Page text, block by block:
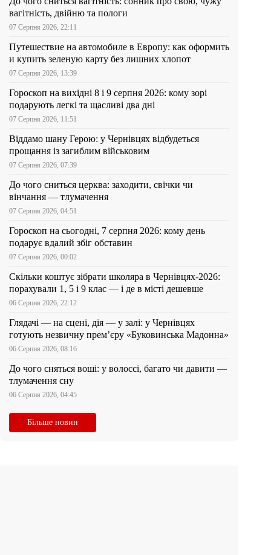
вагітність, двійню та пологи
07 Серпня 2026, 22:11
Путешествие на автомобиле в Европу: как оформить
и купить зеленую карту без лишних хлопот
07 Серпня 2026, 13:39
Гороскоп на вихідні 8 і 9 серпня 2026: кому зорі
подарують легкі та щасливі два дні
07 Серпня 2026, 11:51
Віддамо шану Герою: у Чернівцях відбудеться
прощання із загиблим військовим
07 Серпня 2026, 07:39
До чого сниться церква: заходити, свічки чи
вінчання — тлумачення
07 Серпня 2026, 04:51
Гороскоп на сьогодні, 7 серпня 2026: кому день
подарує вдалий збіг обставин
07 Серпня 2026, 00:02
Скільки коштує зібрати школяра в Чернівцях-2026:
порахували 1, 5 і 9 клас — і де в місті дешевше
06 Серпня 2026, 22:12
Глядачі — на сцені, дія — у залі: у Чернівцях
готують незвичну прем’єру «Буковинська Мадонна»
06 Серпня 2026, 08:16
До чого сняться воші: у волоссі, багато чи давити —
тлумачення сну
06 Серпня 2026, 04:45
Більше новин